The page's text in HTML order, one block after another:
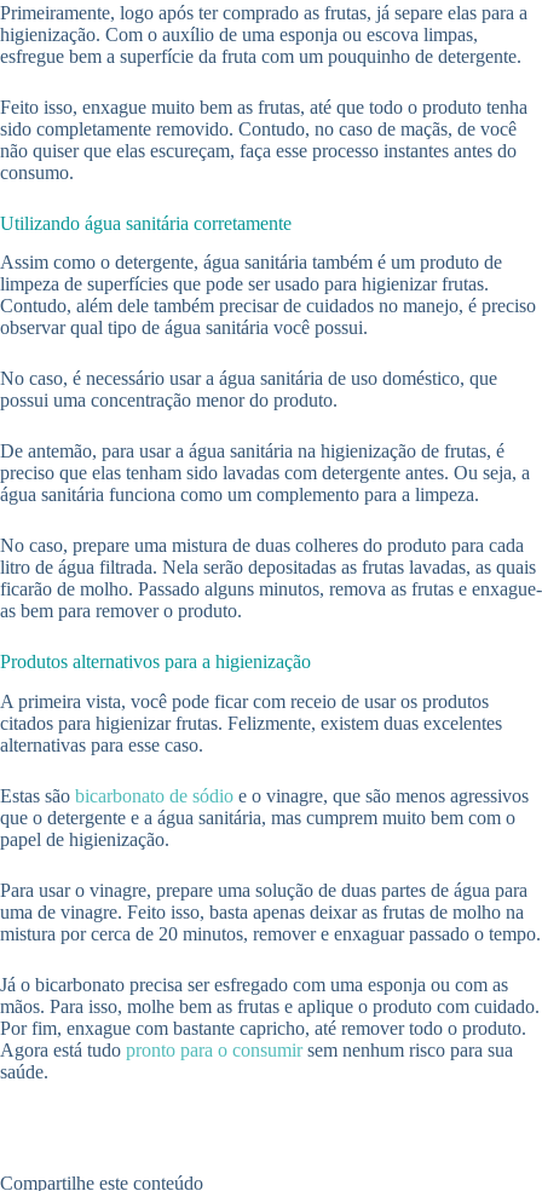
Primeiramente, logo após ter comprado as frutas, já separe elas para a
higienização. Com o auxílio de uma esponja ou escova limpas,
esfregue bem a superfície da fruta com um pouquinho de detergente.
Feito isso, enxague muito bem as frutas, até que todo o produto tenha
sido completamente removido. Contudo, no caso de maçãs, de você
não quiser que elas escureçam, faça esse processo instantes antes do
consumo.
Utilizando água sanitária corretamente
Assim como o detergente, água sanitária também é um produto de
limpeza de superfícies que pode ser usado para higienizar frutas.
Contudo, além dele também precisar de cuidados no manejo, é preciso
observar qual tipo de água sanitária você possui.
No caso, é necessário usar a água sanitária de uso doméstico, que
possui uma concentração menor do produto.
De antemão, para usar a água sanitária na higienização de frutas, é
preciso que elas tenham sido lavadas com detergente antes. Ou seja, a
água sanitária funciona como um complemento para a limpeza.
No caso, prepare uma mistura de duas colheres do produto para cada
litro de água filtrada. Nela serão depositadas as frutas lavadas, as quais
ficarão de molho. Passado alguns minutos, remova as frutas e enxague-
as bem para remover o produto.
Produtos alternativos para a higienização
A primeira vista, você pode ficar com receio de usar os produtos
citados para higienizar frutas. Felizmente, existem duas excelentes
alternativas para esse caso.
Estas são bicarbonato de sódio e o vinagre, que são menos agressivos
que o detergente e a água sanitária, mas cumprem muito bem com o
papel de higienização.
Para usar o vinagre, prepare uma solução de duas partes de água para
uma de vinagre. Feito isso, basta apenas deixar as frutas de molho na
mistura por cerca de 20 minutos, remover e enxaguar passado o tempo.
Já o bicarbonato precisa ser esfregado com uma esponja ou com as
mãos. Para isso, molhe bem as frutas e aplique o produto com cuidado.
Por fim, enxague com bastante capricho, até remover todo o produto.
Agora está tudo pronto para o consumirsem nenhum risco para sua
saúde.
Compartilhe este conteúdo